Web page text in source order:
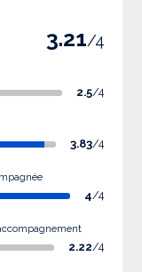
3.21/4
2.5/4
3.83/4
4/4
2.22/4